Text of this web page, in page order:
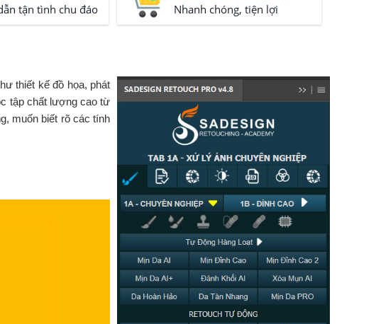
tận tình chu đáo
Nhanh chóng, tiện lợi
thiết kế đồ họa, phát
tập chất lượng cao từ
muốn biết rõ các tính